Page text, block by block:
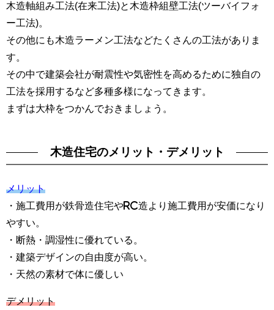
木造軸組み工法(在来工法)と木造枠組壁工法(ツーバイフォ
ー工法)。
その他にも木造ラーメン工法などたくさんの工法がありま
す。
その中で建築会社が耐震性や気密性を高めるために独自の
工法を採用するなど多種多様になってきます。
まずは大枠をつかんでおきましょう。
木造住宅のメリット・デメリット
メリット
・施工費用が鉄骨造住宅やRC造より施工費用が安価になり
やすい。
・断熱・調湿性に優れている。
・建築デザインの自由度が高い。
・天然の素材で体に優しい
デメリット